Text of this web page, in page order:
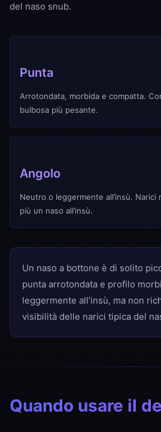
del naso snub.
Punta
Arrotondata, morbida e compatta.
bulbosa più pesante.
Angolo
Neutro o leggermente all’insù. Narici
più un naso all’insù.
Un naso a bottone è di solito
punta arrotondata e profilo
leggermente all’insù, ma non
visibilità delle narici tipica del
Quando usare il